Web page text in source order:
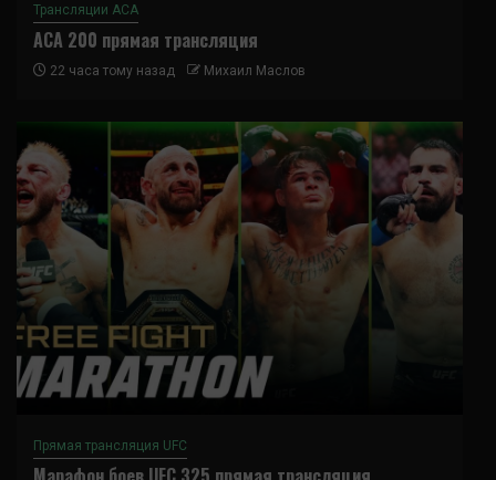
Трансляции ACA
ACA 200 прямая трансляция
22 часа тому назад Михаил Маслов
Прямая трансляция UFC